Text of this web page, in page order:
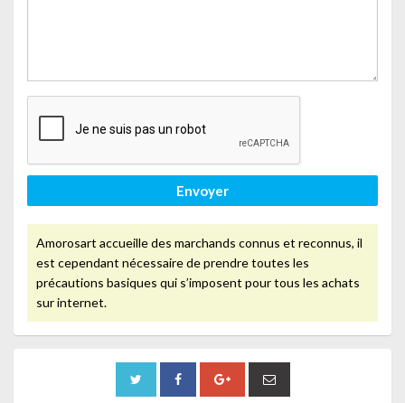
Envoyer
Amorosart accueille des marchands connus et reconnus, il
est cependant nécessaire de prendre toutes les
précautions basiques qui s’imposent pour tous les achats
sur internet.